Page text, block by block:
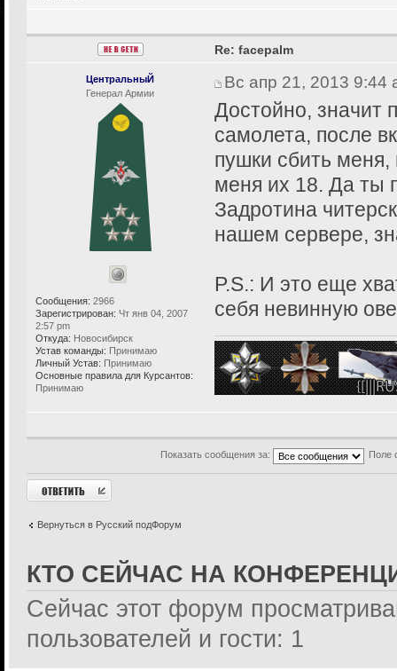
ЦентральныЙ
Генерал Армии
Сообщения: 2966
Зарегистрирован: Чт янв 04, 2007
2:57 pm
Откуда: Новосибирск
Устав команды: Принимаю
Личный Устав: Принимаю
Основные правила для Курсантов:
Принимаю
Re: facepalm
Вс апр 21, 2013 9:44
Достойно, значит
самолета, после
пушки сбить меня,
меня их 18. Да ты
Задротина
нашем сервере,
P.S.: И это еще
себя невинную
Показать сообщения за: Поле
Ответить
Вернуться в Русский подФорум
КТО СЕЙЧАС НА
Сейчас этот форум
пользователей и гости: 1